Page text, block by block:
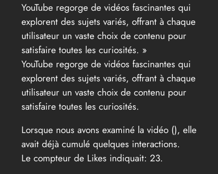
YouTube regorge de vidéos fascinantes qui
explorent des sujets variés, offrant à chaque
utilisateur un vaste choix de contenu pour
satisfaire toutes les curiosités. »
YouTube regorge de vidéos fascinantes qui
explorent des sujets variés, offrant à chaque
utilisateur un vaste choix de contenu pour
satisfaire toutes les curiosités.
Lorsque nous avons examiné la vidéo (), elle
avait déjà cumulé quelques interactions.
Le compteur de Likes indiquait: 23.